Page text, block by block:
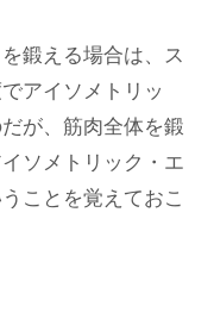
鍛える場合は、ス
アイソメトリッ
が、筋肉全体を鍛
ソメトリック・エ
ことを覚えておこ